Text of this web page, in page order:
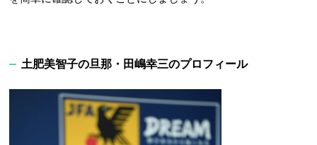
土肥美智子の旦那・田嶋幸三のプロフィール